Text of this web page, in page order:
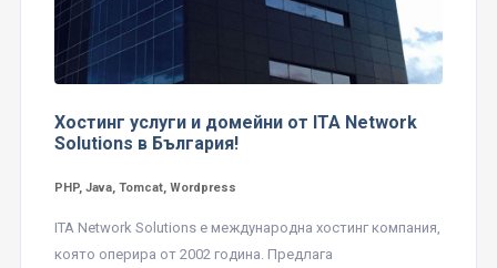
Хостинг услуги и домейни от ITA Network
Solutions в България!
PHP, Java, Tomcat, Wordpress
ITA Network Solutions е международна хостинг компания,
която оперира от 2002 година. Предлага